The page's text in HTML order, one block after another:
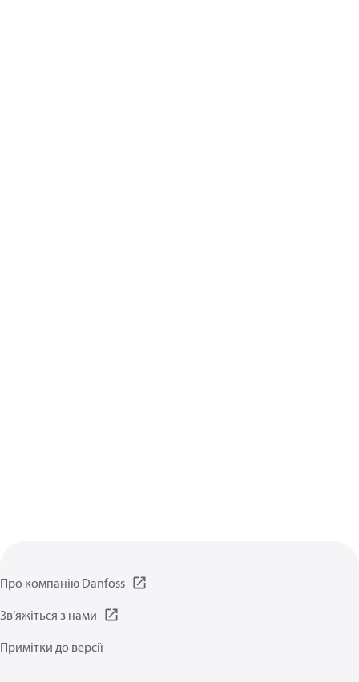
Про компанію Danfoss
Зв’яжіться з нами
Примітки до версії